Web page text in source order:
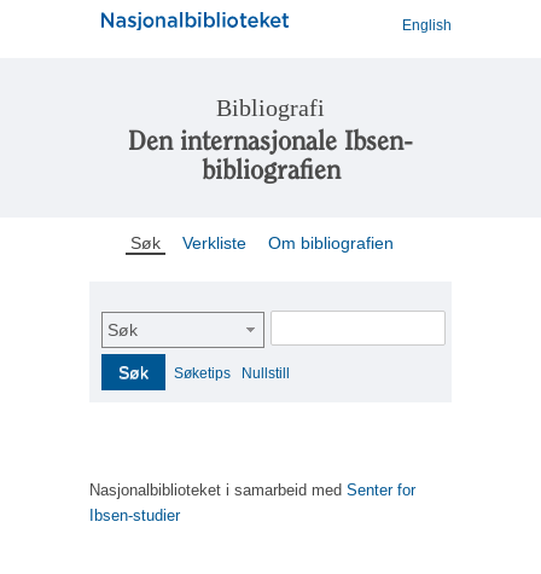
English
Bibliografi
Den internasjonale Ibsen-
bibliografien
Søk Verkliste Om bibliografien
Søk
Søk Søketips Nullstill
Nasjonalbiblioteket i samarbeid med Senter for
Ibsen-studier